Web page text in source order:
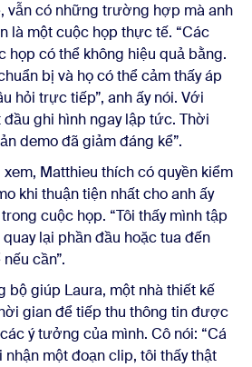
vẫn có những trường hợp mà anh
là một cuộc họp thực tế. “Các
họp có thể không hiệu quả bằng.
bị và họ có thể cảm thấy áp
hỏi trực tiếp”, anh ấy nói. Với
ghi hình ngay lập tức. Thời
demo đã giảm đáng kể”.
Matthieu thích có quyền kiểm
khi thuận tiện nhất cho anh ấy
cuộc họp. “Tôi thấy mình tập
lại phần đầu hoặc tua đến
cần”.
bộ giúp Laura, một nhà thiết kế
gian để tiếp thu thông tin được
ý tưởng của mình. Cô nói: “Cá
một đoạn clip, tôi thấy thật